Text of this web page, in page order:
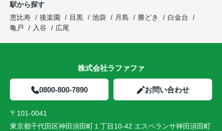
駅から探す
恵比寿
後楽園 目黒 池袋 月島 勝どき
白金台
亀戸
入谷 広尾
株式会社ラファファ
0800-800-7890 お問い合わせ
〒101-0041
東京都千代田区神田須田町１丁目10-42 エスペランサ神田須田町